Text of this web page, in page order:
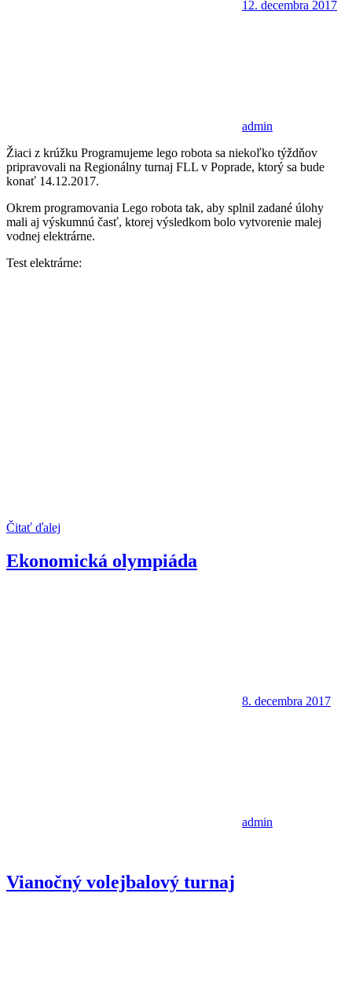
12. decembra 2017
admin
Žiaci z krúžku Programujeme lego robota sa niekoľko týždňov
pripravovali na Regionálny turnaj FLL v Poprade, ktorý sa bude
konať 14.12.2017.
Okrem programovania Lego robota tak, aby splnil zadané úlohy
mali aj výskumnú časť, ktorej výsledkom bolo vytvorenie malej
vodnej elektrárne.
Test elektrárne:
Čitať ďalej
Ekonomická olympiáda
8. decembra 2017
admin
Vianočný volejbalový turnaj